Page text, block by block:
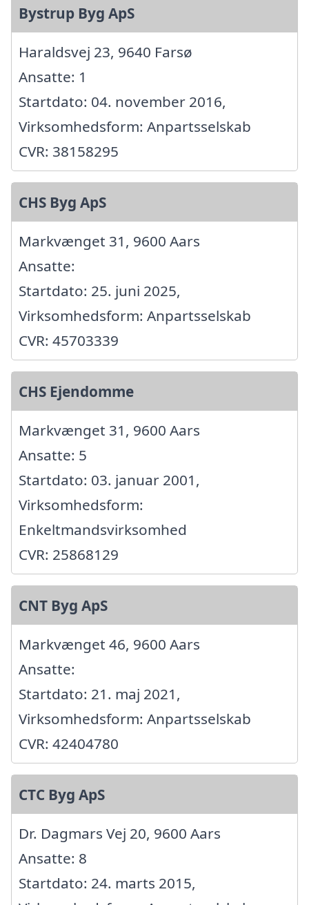
Bystrup Byg ApS
Haraldsvej 23, 9640 Farsø
Ansatte: 1
Startdato: 04. november 2016,
Virksomhedsform: Anpartsselskab
CVR: 38158295
CHS Byg ApS
Markvænget 31, 9600 Aars
Ansatte:
Startdato: 25. juni 2025,
Virksomhedsform: Anpartsselskab
CVR: 45703339
CHS Ejendomme
Markvænget 31, 9600 Aars
Ansatte: 5
Startdato: 03. januar 2001,
Virksomhedsform:
Enkeltmandsvirksomhed
CVR: 25868129
CNT Byg ApS
Markvænget 46, 9600 Aars
Ansatte:
Startdato: 21. maj 2021,
Virksomhedsform: Anpartsselskab
CVR: 42404780
CTC Byg ApS
Dr. Dagmars Vej 20, 9600 Aars
Ansatte: 8
Startdato: 24. marts 2015,